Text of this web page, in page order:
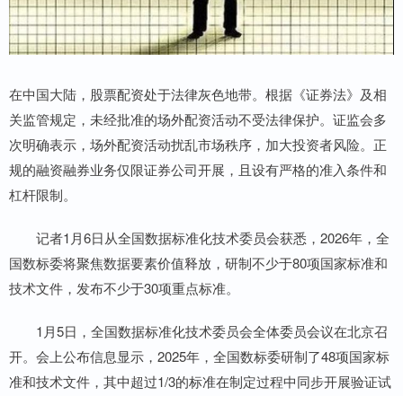
在中国大陆，股票配资处于法律灰色地带。根据《证券法》及相
关监管规定，未经批准的场外配资活动不受法律保护。证监会多
次明确表示，场外配资活动扰乱市场秩序，加大投资者风险。正
规的融资融券业务仅限证券公司开展，且设有严格的准入条件和
杠杆限制。
记者1月6日从全国数据标准化技术委员会获悉，2026年，全
国数标委将聚焦数据要素价值释放，研制不少于80项国家标准和
技术文件，发布不少于30项重点标准。
1月5日，全国数据标准化技术委员会全体委员会议在北京召
开。会上公布信息显示，2025年，全国数标委研制了48项国家标
准和技术文件，其中超过1/3的标准在制定过程中同步开展验证试